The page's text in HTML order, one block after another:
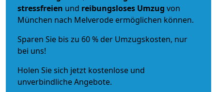
stressfreien und reibungsloses Umzug von
München nach Melverode ermöglichen können.
Sparen Sie bis zu 60 % der Umzugskosten, nur
bei uns!
Holen Sie sich jetzt kostenlose und
unverbindliche Angebote.